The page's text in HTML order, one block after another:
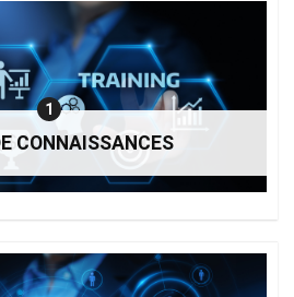
CONNAISSANCES
1